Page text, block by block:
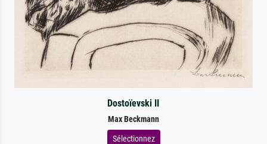
Dostoïevski II
Max Beckmann
Sélectionnez